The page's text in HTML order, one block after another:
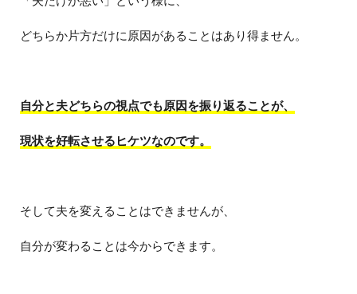
どちらか片方だけに原因があることはあり得ません。
自分と夫どちらの視点でも原因を振り返ることが、
現状を好転させるヒケツなのです。
そして夫を変えることはできませんが、
自分が変わることは今からできます。